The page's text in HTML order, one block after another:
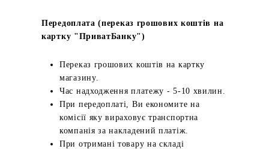
Передоплата (переказ грошових коштів на
картку "ПриватБанку")
Переказ грошових коштів на картку
магазину.
Час надходження платежу - 5-10 хвилин.
При передоплаті, Ви економите на
комісії яку вираховує транспортна
компанія за накладений платіж.
При отримані товару на складі